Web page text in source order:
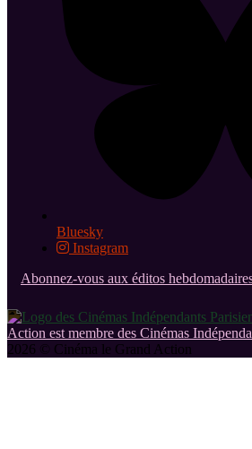
Bluesky
Instagram
Abonnez-vous aux éditos
Action est membre des Cinémas
2026 © Cinéma le Grand Action